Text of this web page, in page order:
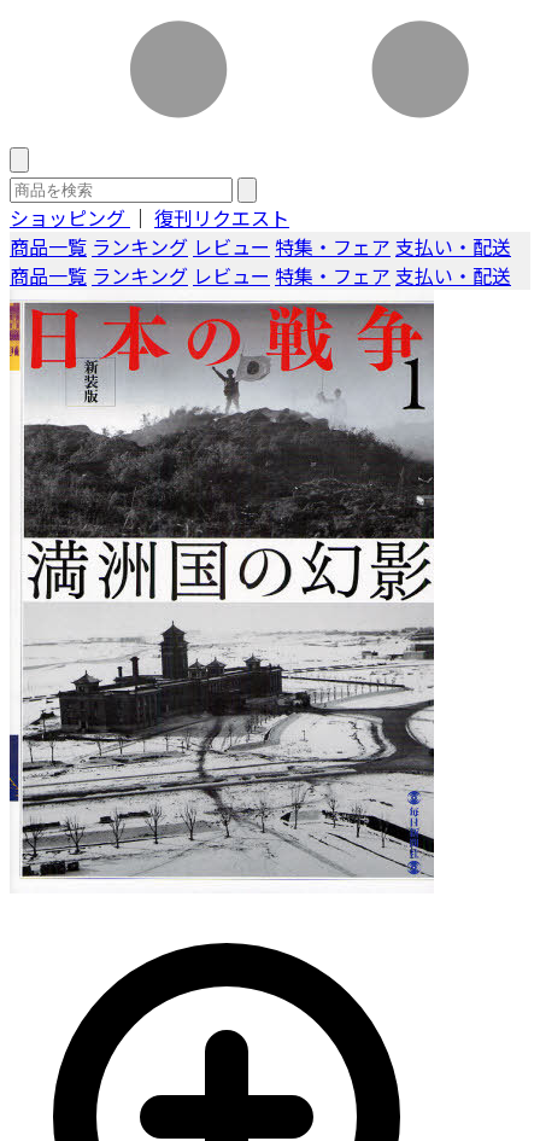
ショッピング ｜ 復刊リクエスト
商品一覧 ランキング レビュー 特集・フェア 支払い・配送
商品一覧 ランキング レビュー 特集・フェア 支払い・配送